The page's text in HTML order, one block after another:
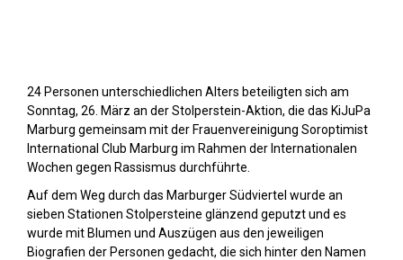
24 Personen unterschiedlichen Alters beteiligten sich am
Sonntag, 26. März an der Stolperstein-Aktion, die das KiJuPa
Marburg gemeinsam mit der Frauenvereinigung Soroptimist
International Club Marburg im Rahmen der Internationalen
Wochen gegen Rassismus durchführte.
Auf dem Weg durch das Marburger Südviertel wurde an
sieben Stationen Stolpersteine glänzend geputzt und es
wurde mit Blumen und Auszügen aus den jeweiligen
Biografien der Personen gedacht, die sich hinter den Namen